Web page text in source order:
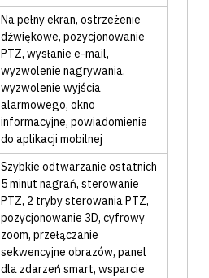
Na pełny ekran, ostrzeżenie
dźwiękowe, pozycjonowanie
PTZ, wysłanie e-mail,
wyzwolenie nagrywania,
wyzwolenie wyjścia
alarmowego, okno
informacyjne, powiadomienie
do aplikacji mobilnej
Szybkie odtwarzanie ostatnich
5 minut nagrań, sterowanie
PTZ, 2 tryby sterowania PTZ,
pozycjonowanie 3D, cyfrowy
zoom, przełączanie
sekwencyjne obrazów, panel
dla zdarzeń smart, wsparcie